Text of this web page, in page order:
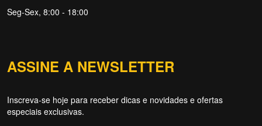
Seg-Sex, 8:00 - 18:00
ASSINE A NEWSLETTER
Inscreva-se hoje para receber dicas e novidades e ofertas
especiais exclusivas.